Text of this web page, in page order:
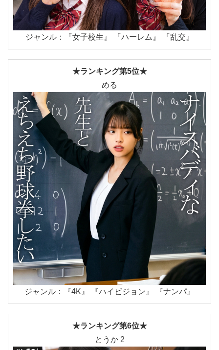
ジャンル：『女子校生』 『ハーレム』 『乱交』
★ランキング第5位★
める
ジャンル：『4K』 『ハイビジョン』 『ナンパ』
★ランキング第6位★
とうか 2